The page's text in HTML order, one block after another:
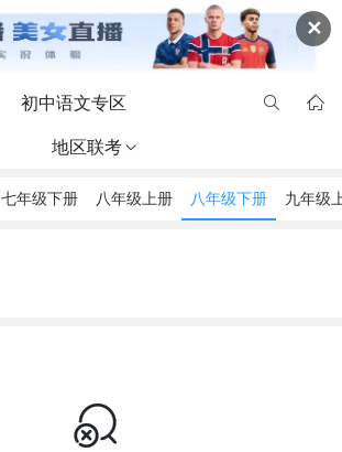
✕
初中语文专区  
地区联考
七年级下册 八年级上册 八年级下册 九年级
